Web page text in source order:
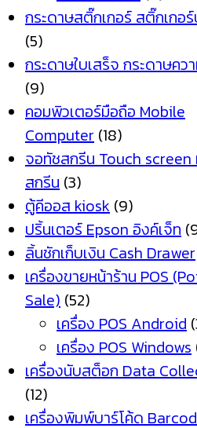
กระดาษสติ๊กเกอร์ สติ๊กเกอ
(5)
กระดาษใบเสร็จ กระดาษคว
(9)
คอมพิวเตอร์มือถือ Mobile
Computer (18)
จอทัชสกรีน Touch screen
สกรีน (3)
ตู้คีออส kiosk (9)
ปริ้นเตอร์ Epson อิงค์เจ็ท
ลิ้นชักเก็บเงิน Cash Drawer
เครื่องขายหน้าร้าน POS
Sale) (52)
เครื่อง POS Android
เครื่อง POS Windows
เครื่องนับสต็อก Data
(12)
เครื่องพิมพ์บาร์โค้ด